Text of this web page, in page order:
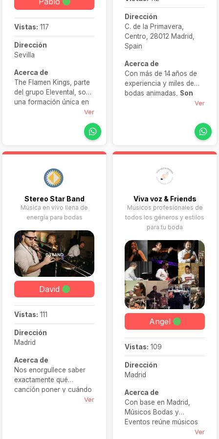
Vistas: 117
Dirección
Sevilla
Acerca de
The Flamen Kings, parte
del grupo Elevental, son
una formación única en
pop, disco y flamenquito
espectáculo. Con más de
25 años de experiencia
exclusivos, son
conocidos por su
fórmula “pop +
flamenquito” que
garantiza ambiente
festivo y contagioso
desde Sevilla y Madrid
hasta cualquier punto del
país
Ver
Dirección
C. de la Primavera,
Centro, 28012 Madrid,
Spain
Acerca de
Con más de 14 años de
experiencia y miles de
bodas animadas, Son
destaca por
especiales) y trato
Ver
Stereo Star Band
Música en vivo llena de
energía para bodas
David
Vistas: 111
Dirección
Madrid
Acerca de
Nos enorgullece saber
exactamente qué
canción poner y cuándo
Ver
Viva voz & Friends
Músicos profesionales de
todos los géneros y estilos
para tu boda
Angel
Vistas: 109
Dirección
Madrid
Acerca de
Con base en Madrid,
Músicos Bodas y
Eventos reúne músicos
profesionales de todosVer